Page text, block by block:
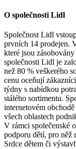
O společnosti Lidl
Společnost Lidl
prvních 14 prodejen.
které jsou
společnosti Lidl je
než 80 % veškerého
cenu oceňují
týdny s nabídkou
stálého sortimentu.
internetovém
všech oblastech
V rámci společenské
podporu dětí, pro něž
Srdce dětem či